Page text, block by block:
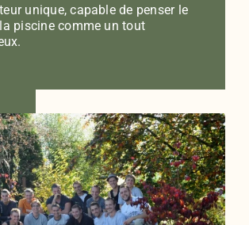
unique, capable de penser le
piscine comme un tout